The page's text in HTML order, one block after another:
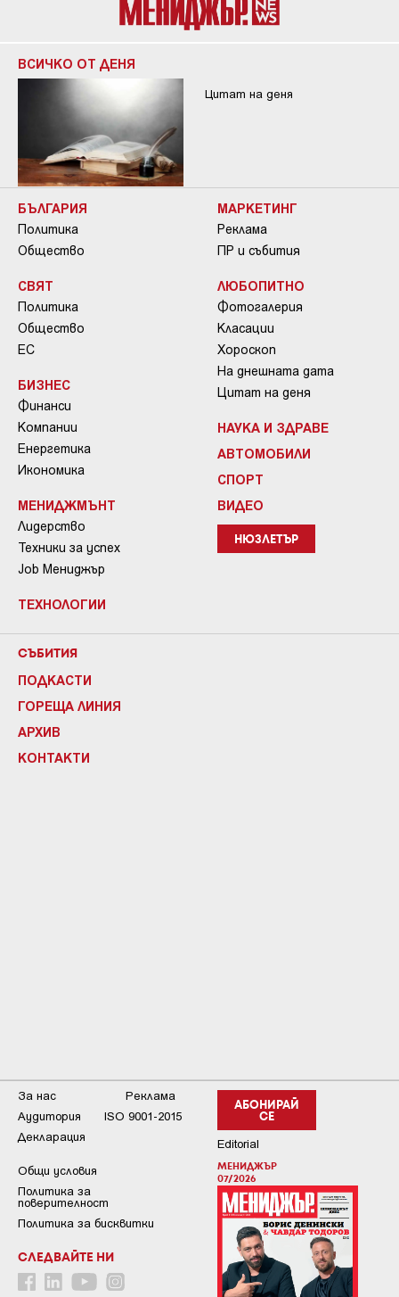
ВСИЧКО ОТ ДЕНЯ
Цитат на деня
БЪЛГАРИЯ
Политика
Общество
СВЯТ
Политика
Общество
ЕС
БИЗНЕС
Финанси
Компании
Енергетика
Икономика
МЕНИДЖМЪНТ
Лидерство
Техники за успех
Job Мениджър
ТЕХНОЛОГИИ
МАРКЕТИНГ
Реклама
ПР и събития
ЛЮБОПИТНО
Фотогалерия
Класации
Хороскоп
На днешната дата
Цитат на деня
НАУКА И ЗДРАВЕ
АВТОМОБИЛИ
СПОРТ
ВИДЕО
НЮЗЛЕТЪР
СЪБИТИЯ
ПОДКАСТИ
ГОРЕЩА ЛИНИЯ
АРХИВ
КОНТАКТИ
АБОНИРАЙ
СЕ
Editorial
МЕНИДЖЪР
07/2026
За нас
Реклама
Аудитория
ISO 9001-2015
Декларация
Общи условия
Пoлитикa зa
пoвepитeлнocт
Политика за бисквитки
СЛЕДВАЙТЕ НИ